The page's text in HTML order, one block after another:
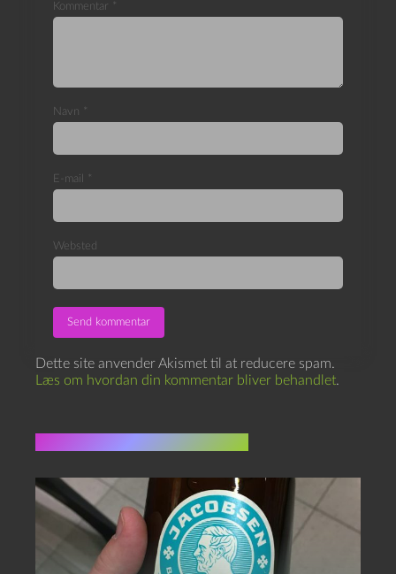
Kommentar *
Navn *
E-mail *
Websted
Dette site anvender Akismet til at reducere spam.
Læs om hvordan din kommentar bliver behandlet.